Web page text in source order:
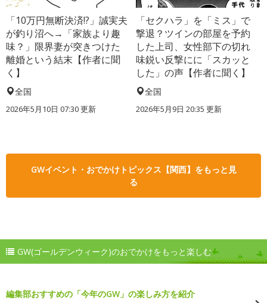
「10万円無断決済!?」誠実夫
が釣り沼へ→「家族より趣
味？」限界妻が突きつけた
離婚という結末【作者に聞
く】
全国
2026年5月10日 07:30 更新
「セクハラ」を「ミス」で
撃退？ツインの部屋を予約
した上司、女性部下の切れ
味鋭い反撃にに「スカッと
した」の声【作者に聞く】
全国
2026年5月9日 20:35 更新
GWイベント・おでかけトピックス【関西】をもっと見
る
GW(ゴールデンウィーク)のおでかけをもっと楽しむ
編集部おすすめの「今年のGW」の楽しみ方を紹介